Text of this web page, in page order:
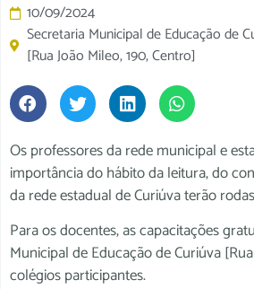
10/09/2024
Secretaria Municipal de Educação de
[Rua João Mileo, 190, Centro]
Os professores da rede municipal e
importância do hábito da leitura, do
da rede estadual de Curiúva terão
Para os docentes, as capacitações
Municipal de Educação de Curiúva
colégios participantes.